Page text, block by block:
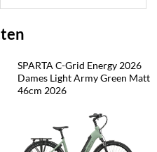
SPARTA C-Grid Energy 2026
Dames Light Army Green Matt
46cm 2026